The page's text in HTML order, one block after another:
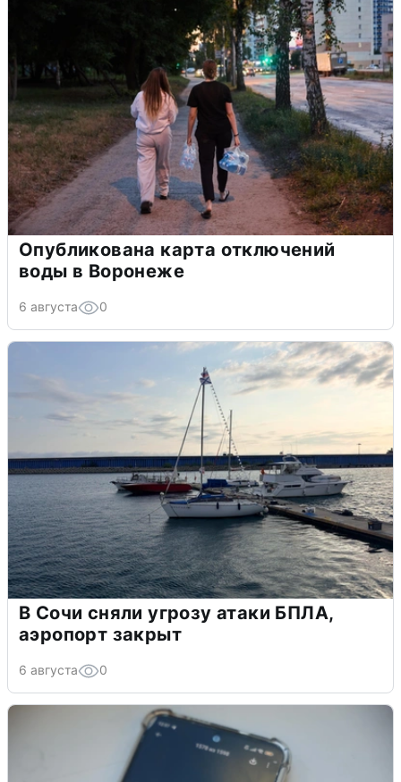
Опубликована карта отключений
воды в Воронеже
6 августа 0
В Сочи сняли угрозу атаки БПЛА,
аэропорт закрыт
6 августа 0